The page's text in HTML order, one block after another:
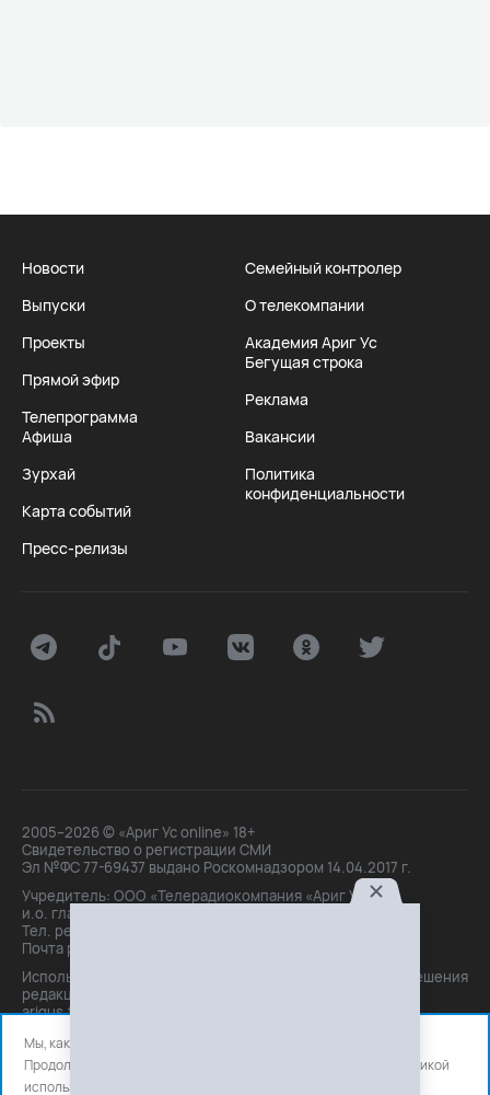
Новости
Выпуски
Проекты
Прямой эфир
Телепрограмма
Афиша
Зурхай
Карта событий
Пресс-релизы
Семейный контролер
О телекомпании
Академия Ариг Ус
Бегущая строка
Реклама
Вакансии
Политика
конфиденциальности
2005–2026 © «Ариг Ус online» 18+
Свидетельство о регистрации СМИ
Эл №ФС 77-69437 выдано Роскомнадзором 14.04.2017 г.
Учредитель: ООО «Телерадиокомпания «Ариг Ус»,
и.о. главного редактора: Маханова О.Б.
Тел. peдakции: +7(3012)21-30-14,
Почта peдakции: editor@arigus.tv
Использование материалов только с письменного разрешения
редакции. При цитировании прямая активная ссылка на
arigus.tv обязательна.
Мы, как и все используем файлы cookie и сервисы аналитики.
Продолжая использовать сайт, вы соглашаетесь с нашей
политикой
использования